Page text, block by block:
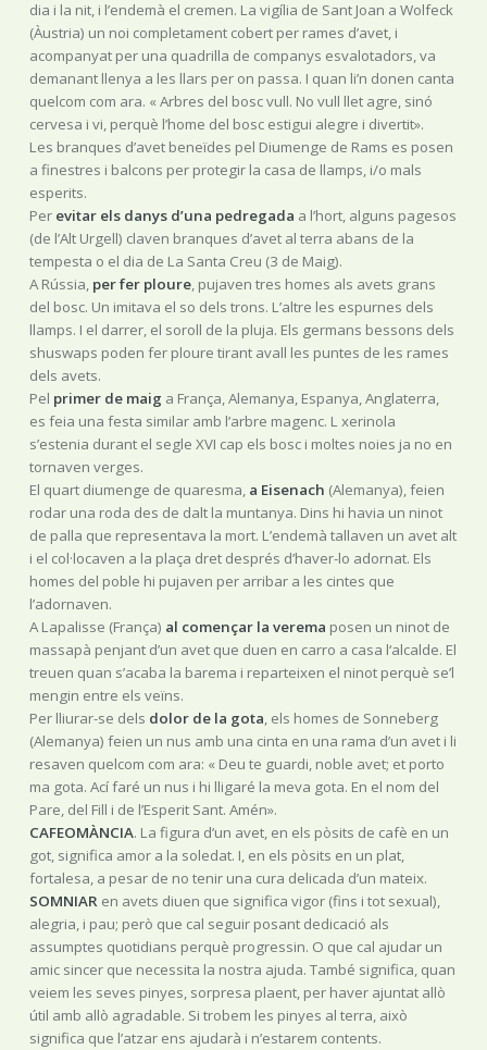
dia i la nit, i l’endemà el cremen. La vigília de Sant Joan a Wolfeck
(Àustria) un noi completament cobert per rames d’avet, i
acompanyat per una quadrilla de companys esvalotadors, va
demanant llenya a les llars per on passa. I quan li’n donen canta
quelcom com ara. « Arbres del bosc vull. No vull llet agre, sinó
cervesa i vi, perquè l’home del bosc estigui alegre i divertit».
Les branques d’avet beneïdes pel Diumenge de Rams es posen
a finestres i balcons per protegir la casa de llamps, i/o mals
esperits.
Per evitar els danys d’una pedregada a l’hort, alguns pagesos
(de l’Alt Urgell) claven branques d’avet al terra abans de la
tempesta o el dia de La Santa Creu (3 de Maig).
A Rússia,per fer ploure, pujaven tres homes als avets grans
del bosc. Un imitava el so dels trons. L’altre les espurnes dels
llamps. I el darrer, el soroll de la pluja. Els germans bessons dels
shuswaps poden fer ploure tirant avall les puntes de les rames
dels avets.
Pel primer de maig a França, Alemanya, Espanya, Anglaterra,
es feia una festa similar amb l’arbre magenc. L xerinola
s’estenia durant el segle XVI cap els bosc i moltes noies ja no en
tornaven verges.
El quart diumenge de quaresma, a Eisenach (Alemanya), feien
rodar una roda des de dalt la muntanya. Dins hi havia un ninot
de palla que representava la mort. L’endemà tallaven un avet alt
i el col·locaven a la plaça dret després d’haver-lo adornat. Els
homes del poble hi pujaven per arribar a les cintes que
l’adornaven.
A Lapalisse (França) al començar la verema posen un ninot de
massapà penjant d’un avet que duen en carro a casa l‘alcalde. El
treuen quan s’acaba la barema i reparteixen el ninot perquè se’l
mengin entre els veïns.
Per lliurar-se dels dolor de la gota, els homes de Sonneberg
(Alemanya) feien un nus amb una cinta en una rama d’un avet i li
resaven quelcom com ara: « Deu te guardi, noble avet; et porto
ma gota. Ací faré un nus i hi lligaré la meva gota. En el nom del
Pare, del Fill i de l’Esperit Sant. Amén».
CAFEOMÀNCIA. La figura d’un avet, en els pòsits de cafè en un
got, significa amor a la soledat. I, en els pòsits en un plat,
fortalesa, a pesar de no tenir una cura delicada d’un mateix.
SOMNIARen avets diuen que significa vigor (fins i tot sexual),
alegria, i pau; però que cal seguir posant dedicació als
assumptes quotidians perquè progressin. O que cal ajudar un
amic sincer que necessita la nostra ajuda. També significa, quan
veiem les seves pinyes, sorpresa plaent, per haver ajuntat allò
útil amb allò agradable. Si trobem les pinyes al terra, això
significa que l’atzar ens ajudarà i n’estarem contents.